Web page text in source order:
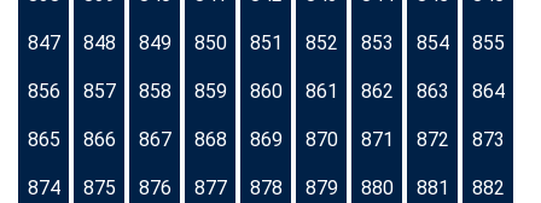
847 848 849 850 851 852 853 854 855
856 857 858 859 860 861 862 863 864
865 866 867 868 869 870 871 872 873
874 875 876 877 878 879 880 881 882